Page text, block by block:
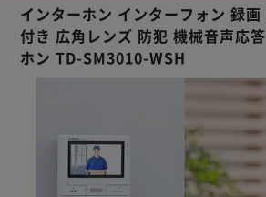
インターホン インターフォン 録
付き 広角レンズ 防犯 機械音声応
ホン TD-SM3010-WSH